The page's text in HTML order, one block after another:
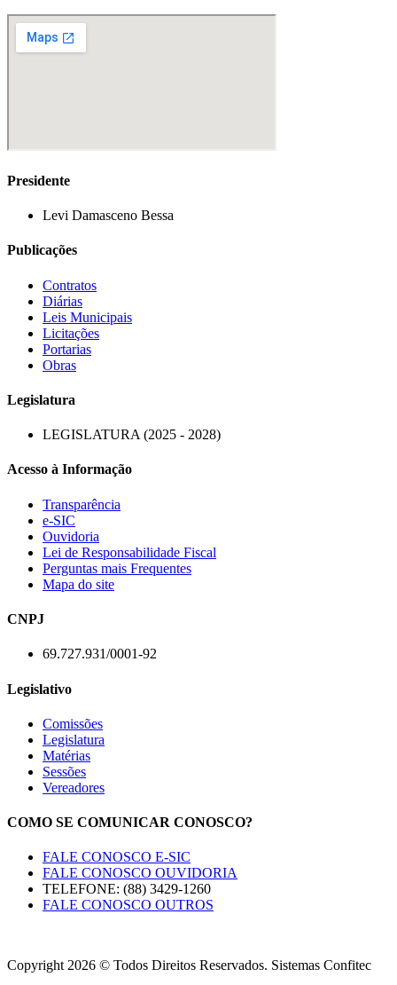
Presidente
Levi Damasceno Bessa
Publicações
Contratos
Diárias
Leis Municipais
Licitações
Portarias
Obras
Legislatura
LEGISLATURA (2025 - 2028)
Acesso à Informação
Transparência
e-SIC
Ouvidoria
Lei de Responsabilidade Fiscal
Perguntas mais Frequentes
Mapa do site
CNPJ
69.727.931/0001-92
Legislativo
Comissões
Legislatura
Matérias
Sessões
Vereadores
COMO SE COMUNICAR CONOSCO?
FALE CONOSCO E-SIC
FALE CONOSCO OUVIDORIA
TELEFONE: (88) 3429-1260
FALE CONOSCO OUTROS
Copyright 2026 © Todos Direitos Reservados. Sistemas Confitec